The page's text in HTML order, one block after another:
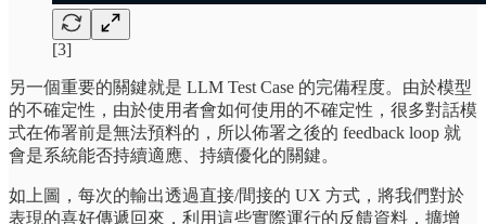
[3]
另一個重要的關鍵就是 LLM Test Case 的完備程度。由於模型
的不確定性，由於使用者會如何使用的不確定性，很多對話模
式在佈署前是無法預料的，所以佈署之後的 feedback loop 就
會是系統能否持續適應、持續優化的關鍵。
如上圖，每次的輸出透過直接/間接的 UX 方式，將我們對於
表現的喜好傳遞回來，利用這些實際運行的反饋資料，擴增